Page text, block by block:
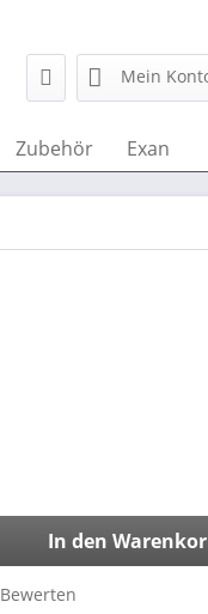
Mein
Zubehör Exan
In den
Bewerten